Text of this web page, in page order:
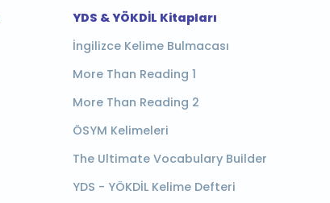
YDS & YÖKDİL Kitapları
İngilizce Kelime Bulmacası
More Than Reading 1
More Than Reading 2
ÖSYM Kelimeleri
The Ultimate Vocabulary Builder
YDS - YÖKDİL Kelime Defteri